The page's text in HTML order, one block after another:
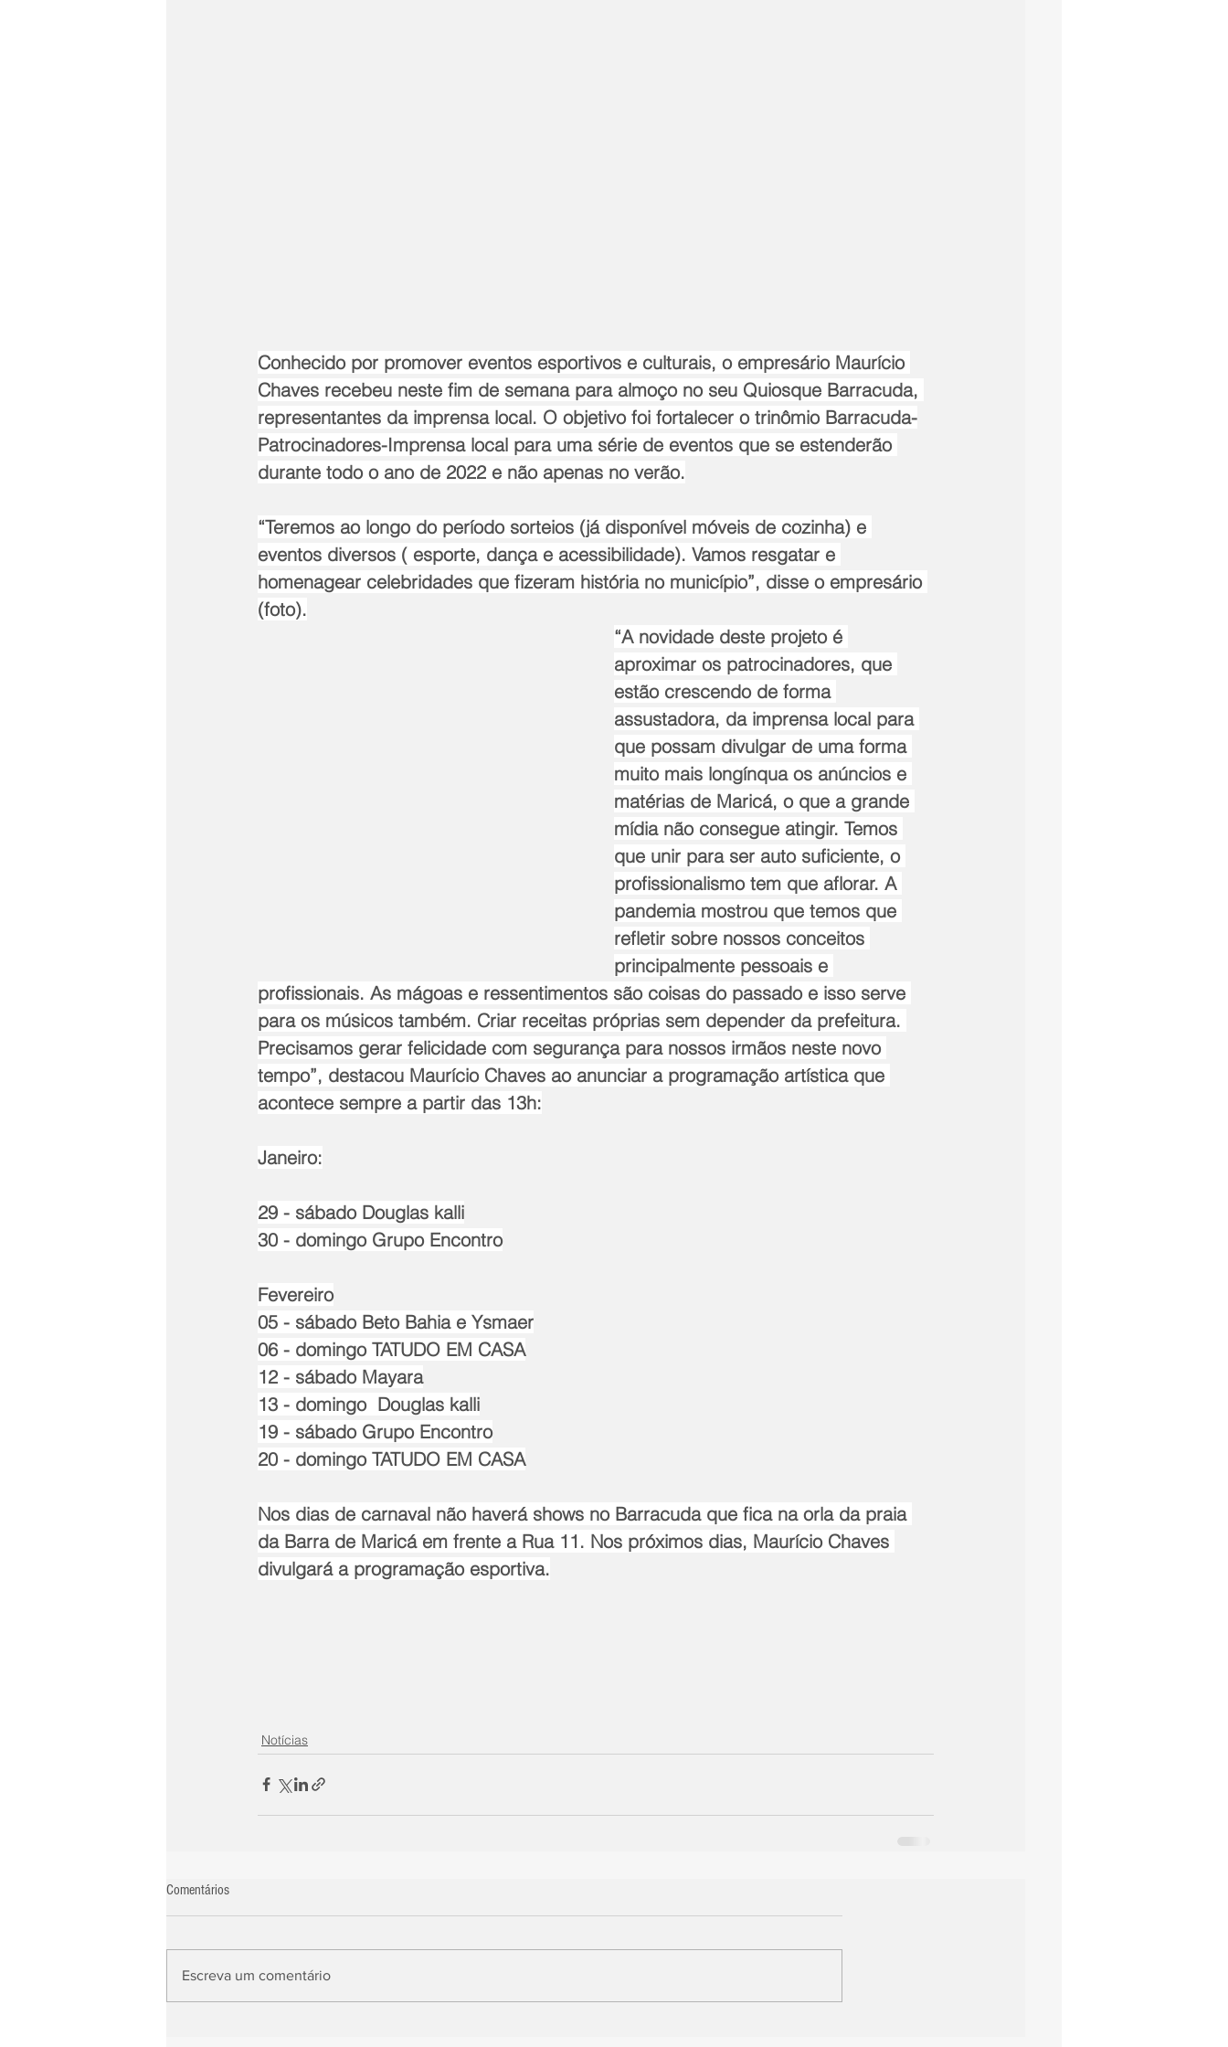
Conhecido por promover eventos esportivos e culturais, o empresário Maurício
Chaves recebeu neste fim de semana para almoço no seu Quiosque Barracuda,
representantes da imprensa local. O objetivo foi fortalecer o trinômio Barracuda-
Patrocinadores-Imprensa local para uma série de eventos que se estenderão
durante todo o ano de 2022 e não apenas no verão.
“Teremos ao longo do período sorteios (já disponível móveis de cozinha) e
eventos diversos ( esporte, dança e acessibilidade). Vamos resgatar e
homenagear celebridades que fizeram história no município”, disse o empresário
(foto).
“A novidade deste projeto é
aproximar os patrocinadores, que
estão crescendo de forma
assustadora, da imprensa local para
que possam divulgar de uma forma
muito mais longínqua os anúncios e
matérias de Maricá, o que a grande
mídia não consegue atingir. Temos
que unir para ser auto suficiente, o
profissionalismo tem que aflorar. A
pandemia mostrou que temos que
refletir sobre nossos conceitos
principalmente pessoais e
profissionais. As mágoas e ressentimentos são coisas do passado e isso serve
para os músicos também. Criar receitas próprias sem depender da prefeitura.
Precisamos gerar felicidade com segurança para nossos irmãos neste novo
tempo”, destacou Maurício Chaves ao anunciar a programação artística que
acontece sempre a partir das 13h:
Janeiro:
29 - sábado Douglas kalli
30 - domingo Grupo Encontro
Fevereiro
05 - sábado Beto Bahia e Ysmaer
06 - domingo TATUDO EM CASA
12 - sábado Mayara
13 - domingo  Douglas kalli
19 - sábado Grupo Encontro
20 - domingo TATUDO EM CASA
Nos dias de carnaval não haverá shows no Barracuda que fica na orla da praia
da Barra de Maricá em frente a Rua 11. Nos próximos dias, Maurício Chaves
divulgará a programação esportiva.
Notícias
Comentários
Escreva um comentário